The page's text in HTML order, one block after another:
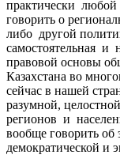
практически любой
говорить о
либо другой
самостоятельная и
правовой основы
Казахстана во
сейчас в нашей
разумной,
регионов и
вообще говорить
демократической и